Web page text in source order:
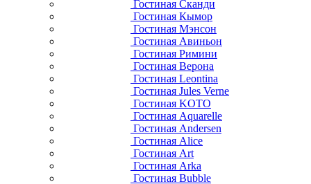
Гостиная Сканди
Гостиная Кымор
Гостиная Мэнсон
Гостиная Авиньон
Гостиная Римини
Гостиная Верона
Гостиная Leontina
Гостиная Jules Verne
Гостиная KOTO
Гостиная Aquarelle
Гостиная Andersen
Гостиная Alice
Гостиная Art
Гостиная Arka
Гостиная Bubble